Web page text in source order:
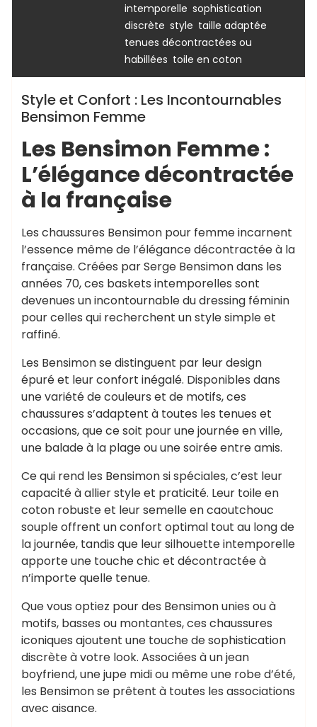
intemporelle sophistication
discrète style taille adaptée
tenues décontractées ou
habillées toile en coton
Style et Confort : Les Incontournables
Bensimon Femme
Les Bensimon Femme :
L’élégance décontractée
à la française
Les chaussures Bensimon pour femme incarnent
l’essence même de l’élégance décontractée à la
française. Créées par Serge Bensimon dans les
années 70, ces baskets intemporelles sont
devenues un incontournable du dressing féminin
pour celles qui recherchent un style simple et
raffiné.
Les Bensimon se distinguent par leur design
épuré et leur confort inégalé. Disponibles dans
une variété de couleurs et de motifs, ces
chaussures s’adaptent à toutes les tenues et
occasions, que ce soit pour une journée en ville,
une balade à la plage ou une soirée entre amis.
Ce qui rend les Bensimon si spéciales, c’est leur
capacité à allier style et praticité. Leur toile en
coton robuste et leur semelle en caoutchouc
souple offrent un confort optimal tout au long de
la journée, tandis que leur silhouette intemporelle
apporte une touche chic et décontractée à
n’importe quelle tenue.
Que vous optiez pour des Bensimon unies ou à
motifs, basses ou montantes, ces chaussures
iconiques ajoutent une touche de sophistication
discrète à votre look. Associées à un jean
boyfriend, une jupe midi ou même une robe d’été,
les Bensimon se prêtent à toutes les associations
avec aisance.